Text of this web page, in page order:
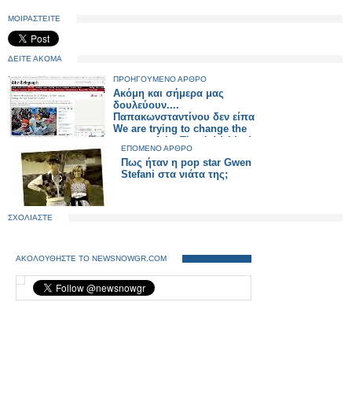
ΜΟΙΡΑΣΤΕΙΤΕ
ΔΕΙΤΕ ΑΚΟΜΑ
ΠΡΟΗΓΟΥΜΕΝΟ ΑΡΘΡΟ
Ακόμη και σήμερα μας
δουλεύουν....
Παπακωνσταντίνου δεν είπα
We are trying to change the
course of the Titanic! (video)
ΕΠΟΜΕΝΟ ΑΡΘΡΟ
Πως ήταν η pop star Gwen
Stefani στα νιάτα της;
ΣΧΟΛΙΑΣΤΕ
ΑΚΟΛΟΥΘΗΣΤΕ ΤΟ NEWSNOWGR.COM